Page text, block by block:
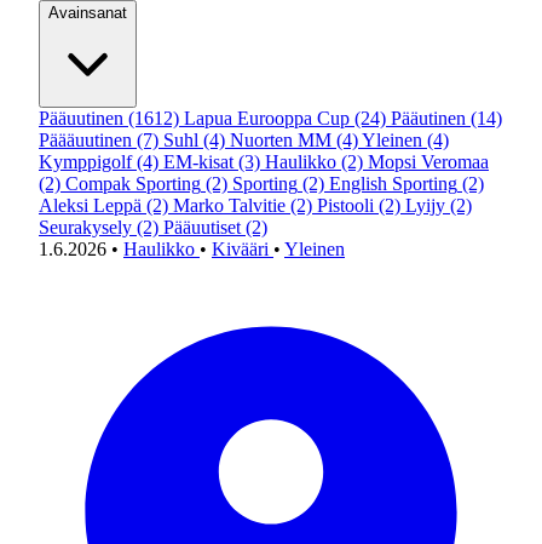
Avainsanat
Pääuutinen (1612) Lapua Eurooppa Cup (24) Pääutinen (14)
Päääuutinen (7) Suhl (4) Nuorten MM (4)Yleinen (4)
Kymppigolf (4) EM-kisat (3) Haulikko (2) Mopsi Veromaa
(2) Compak Sporting (2) Sporting (2) English Sporting (2)
Aleksi Leppä (2) Marko Talvitie (2) Pistooli (2) Lyijy (2)
Seurakysely (2) Pääuutiset (2)
1.6.2026 • Haulikko • Kivääri • Yleinen